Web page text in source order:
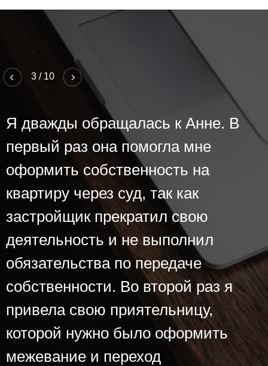
3/ 10
Я дважды обращалась к Анне. В
первый раз она помогла мне
оформить собственность на
квартиру через суд, так как
застройщик прекратил свою
деятельность и не выполнил
обязательства по передаче
собственности. Во второй раз я
привела свою приятельницу,
которой нужно было оформить
межевание и переход